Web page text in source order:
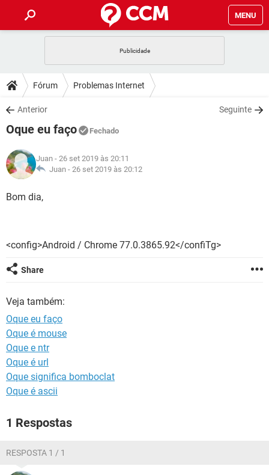
MENU
CELULAR FACEBOOK
OUTLOOK
INSTAGRAM
GUIA DE COMPRAS
DICAS
JOGOS WHATSAPP
INSTAGRAM
GUIA DE COMPRAS
DOWNLOADS
JOGOS
CELULAR
OUTLOOK
INSTAGRAM
FÓRUM
JOGOS
CELULAR
OUTLOOK
GUIA DE COMPRAS
GLOSSÁRIO
JOGOS
INSTAGRAM
GUIA DE COMPRAS
Fórum Problemas Internet
Anterior Seguinte
Oque eu faço Fechado
Juan - 26 set 2019 às 20:11
Juan - 26 set 2019 às 20:12
Bom dia,
<config>Android / Chrome 77.0.3865.92</confiTg>
Share
Veja também:
Oque eu faço
Oque é mouse
Oque e ntr
Oque é url
Oque significa bomboclat
Oque é ascii
1 Respostas
RESPOSTA 1 / 1